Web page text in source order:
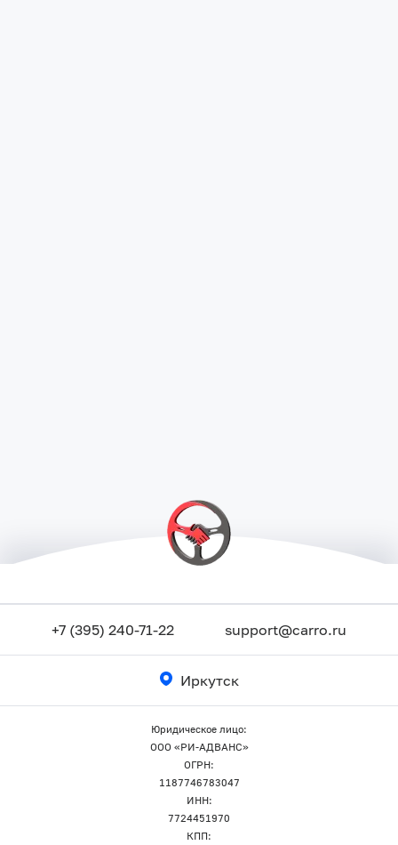
+7 (395) 240-71-22 support@carro.ru
Иркутск
Юридическое лицо:
ООО «РИ-АДВАНС»
ОГРН:
1187746783047
ИНН:
7724451970
КПП: